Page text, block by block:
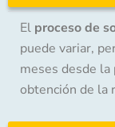
El proceso de
puede variar,
meses desde
obtención de la